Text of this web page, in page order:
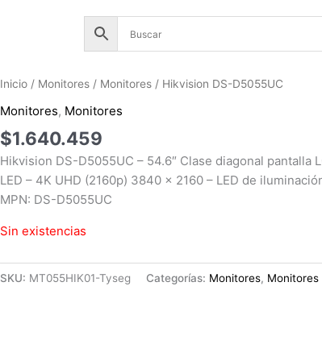
Inicio / Monitores / Monitores / Hikvision DS-D5055UC
Monitores, Monitores
$1.640.459
Hikvision DS-D5055UC – 54.6″ Clase diagonal pantalla
LED – 4K UHD (2160p) 3840 x 2160 – LED de
MPN: DS-D5055UC
Sin existencias
SKU: MT055HIK01-Tyseg Categorías: Monitores, Monitores